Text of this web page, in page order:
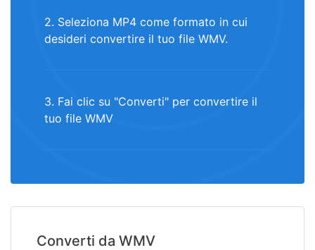
2. Seleziona MP4 come formato in cui
desideri convertire il tuo file WMV.
3. Fai clic su "Converti" per convertire il
tuo file WMV
Converti da WMV